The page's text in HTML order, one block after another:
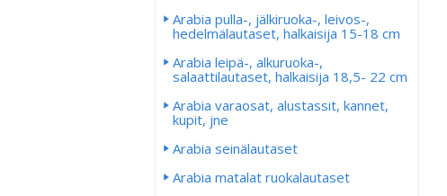
Arabia pulla-, jälkiruoka-, leivos-,
hedelmälautaset, halkaisija 15-18 cm
Arabia leipä-, alkuruoka-,
salaattilautaset, halkaisija 18,5- 22 cm
Arabia varaosat, alustassit, kannet,
kupit, jne
Arabia seinälautaset
Arabia matalat ruokalautaset